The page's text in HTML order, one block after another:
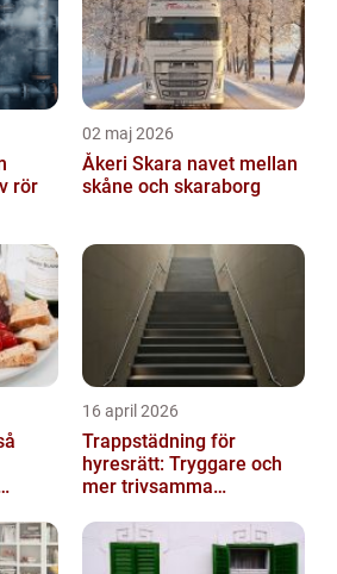
rör
02 maj 2026
Åkeri Skara navet mellan
skåne och skaraborg
16 april 2026
Trappstädning för
hyresrätt: Tryggare och
mer trivsamma